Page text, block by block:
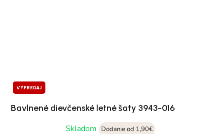
VÝPREDAJ
Bavlnené dievčenské letné šaty 3943-016
Skladom
Dodanie od 1,90€